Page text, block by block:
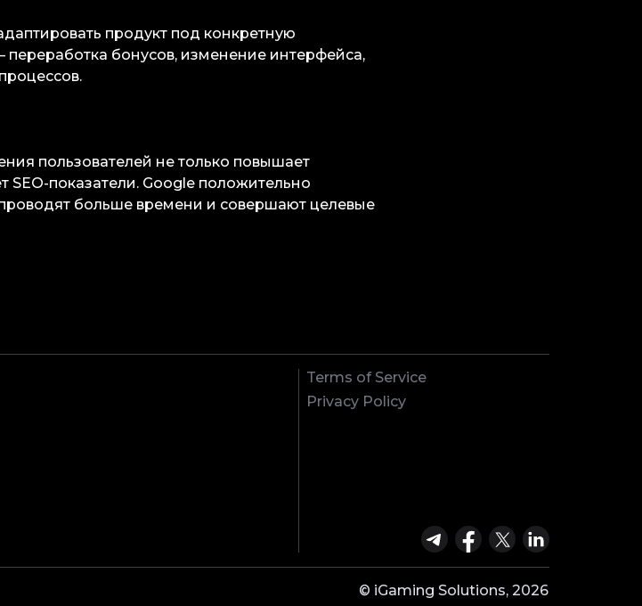
продукт под конкретную
бонусов, изменение интерфейса,
пользователей не только повышает
показатели. Google положительно
проводят больше времени и совершают целевые
Terms of Service
Privacy Policy
© iGaming Solutions, 2026